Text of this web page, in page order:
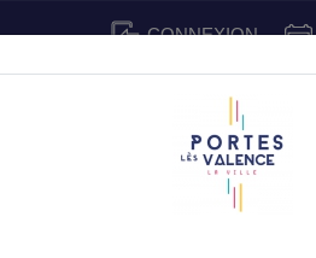
CONNEXION
CADRE DE VIE